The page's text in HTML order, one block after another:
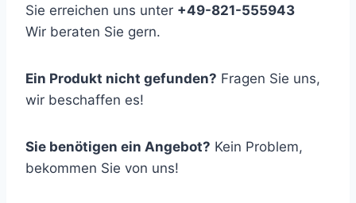
Sie erreichen uns unter +49-821-555943
Wir beraten Sie gern.
Ein Produkt nicht gefunden? Fragen Sie uns,
wir beschaffen es!
Sie benötigen ein Angebot? Kein Problem,
bekommen Sie von uns!